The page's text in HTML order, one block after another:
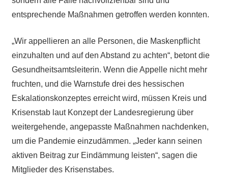
entsprechende Maßnahmen getroffen werden konnten.
„Wir appellieren an alle Personen, die Maskenpflicht
einzuhalten und auf den Abstand zu achten“, betont die
Gesundheitsamtsleiterin. Wenn die Appelle nicht mehr
fruchten, und die Warnstufe drei des hessischen
Eskalationskonzeptes erreicht wird, müssen Kreis und
Krisenstab laut Konzept der Landesregierung über
weitergehende, angepasste Maßnahmen nachdenken,
um die Pandemie einzudämmen. „Jeder kann seinen
aktiven Beitrag zur Eindämmung leisten“, sagen die
Mitglieder des Krisenstabes.